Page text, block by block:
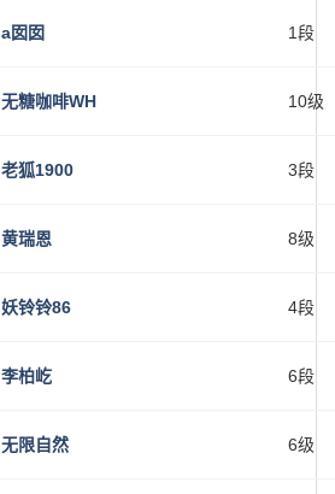
a囡囡 1段
无糖咖啡WH 10级
老狐1900 3段
黄瑞恩 8级
妖铃铃86 4段
李柏屹 6段
无限自然 6级